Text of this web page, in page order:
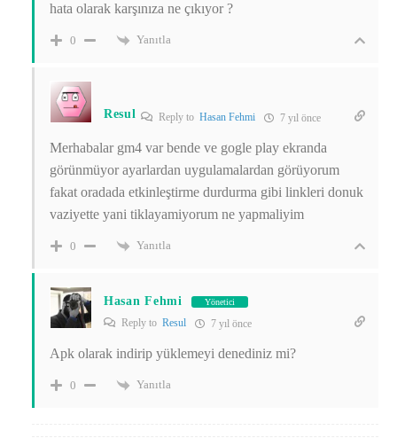
hata olarak karşınıza ne çıkıyor ?
0 Yanıtla
Resul Reply to Hasan Fehmi 7 yıl önce
Merhabalar gm4 var bende ve gogle play ekranda
görünmüyor ayarlardan uygulamalardan görüyorum
fakat oradada etkinleştirme durdurma gibi linkleri donuk
vaziyette yani tiklayamiyorum ne yapmaliyim
0 Yanıtla
Hasan Fehmi Yönetici
Reply to Resul 7 yıl önce
Apk olarak indirip yüklemeyi denediniz mi?
0 Yanıtla